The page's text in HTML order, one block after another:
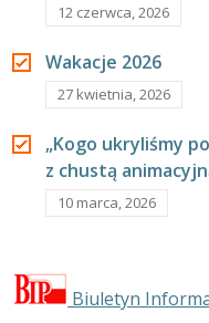
12 czerwca, 2026
Wakacje 2026
27 kwietnia, 2026
„Kogo ukryliśmy
z chustą
10 marca, 2026
Biuletyn